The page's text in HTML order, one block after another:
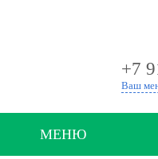
+7
Ваш
МЕНЮ